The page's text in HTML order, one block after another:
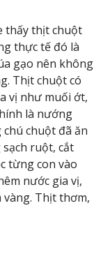
thấy thịt chuột
thực tế đó là
gạo nên không
Thịt chuột có
vị như muối ớt,
là nướng
chuột đã ăn
ruột, cắt
từng con vào
nước gia vị,
Thịt thơm,